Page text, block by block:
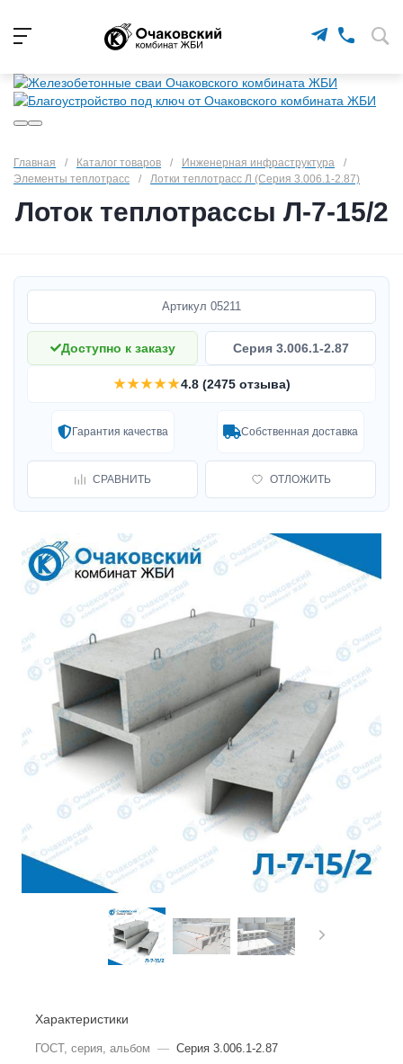
Главная / Каталог товаров / Инженерная инфраструктура
/
Элементы теплотрасс
/ Лотки теплотрасс Л (Серия 3.006.1-2.87)
Лоток теплотрассы Л-7-15/2
Артикул 05211
Доступно к заказу Серия 3.006.1-2.87
★★★★★4.8 (2475 отзыва)
Гарантия качества Собственная доставка
СРАВНИТЬ ОТЛОЖИТЬ
Характеристики
ГОСТ, серия, альбом — Серия 3.006.1-2.87